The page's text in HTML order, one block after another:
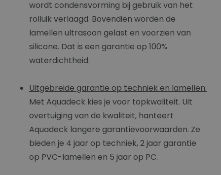
wordt condensvorming bij gebruik van het
rolluik verlaagd. Bovendien worden de
lamellen ultrasoon gelast en voorzien van
silicone. Dat is een garantie op 100%
waterdichtheid.
Uitgebreide garantie op techniek en lamellen:
Met Aquadeck kies je voor topkwaliteit. Uit
overtuiging van de kwaliteit, hanteert
Aquadeck langere garantievoorwaarden. Ze
bieden je 4 jaar op techniek, 2 jaar garantie
op PVC-lamellen en 5 jaar op PC.